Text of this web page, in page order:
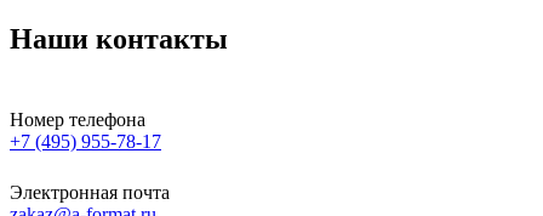
Наши контакты
Номер телефона
+7 (495) 955-78-17
Электронная почта